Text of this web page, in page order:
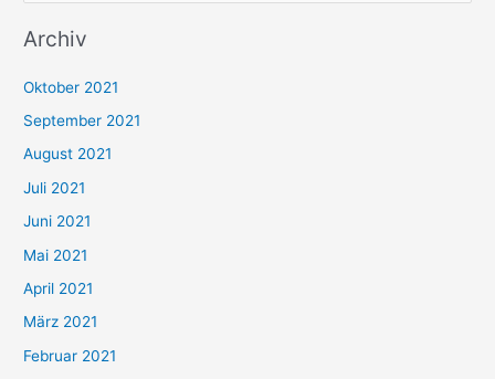
c
n
n
a
c
h
:
Archiv
Oktober 2021
September 2021
August 2021
Juli 2021
Juni 2021
Mai 2021
April 2021
März 2021
Februar 2021